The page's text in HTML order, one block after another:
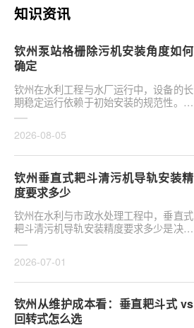
知识资讯
钦州泵站格栅除污机安装角度如何
确定
钦州在水利工程与水厂运行中，设备的长
期稳定运行依赖于初始安装的规范性。对
于泵站核心拦污设备而言，其倾斜度直接
2026-08-05
钦州垂直式耙斗清污机导轨安装精
度要求多少
钦州在水利与市政水处理工程中，垂直式
耙斗清污机导轨安装精度要求多少是决定
设备运行平稳性的核心**。导轨作为耙斗
2026-07-01
钦州从维护成本看：垂直耙斗式 vs
回转式怎么选